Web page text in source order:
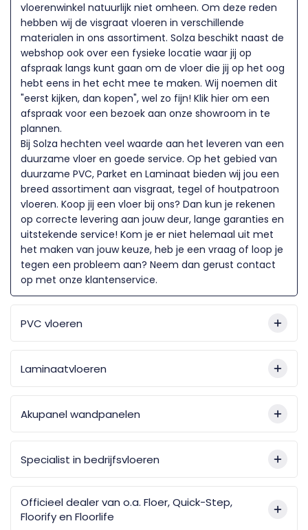
vloerenwinkel natuurlijk niet omheen. Om deze reden
hebben wij de visgraat vloeren in verschillende
materialen in ons assortiment. Solza beschikt naast de
webshop ook over een fysieke locatie waar jij op
afspraak langs kunt gaan om de vloer die jij op het oog
hebt eens in het echt mee te maken. Wij noemen dit
"eerst kijken, dan kopen", wel zo fijn! Klik hier om een
afspraak voor een bezoek aan onze showroom in te
plannen.
Bij Solza hechten veel waarde aan het leveren van een
duurzame vloer en goede service. Op het gebied van
duurzame PVC, Parket en Laminaat bieden wij jou een
breed assortiment aan visgraat, tegel of houtpatroon
vloeren. Koop jij een vloer bij ons? Dan kun je rekenen
op correcte levering aan jouw deur, lange garanties en
uitstekende service! Kom je er niet helemaal uit met
het maken van jouw keuze, heb je een vraag of loop je
tegen een probleem aan? Neem dan gerust contact
op met onze klantenservice.
PVC vloeren
Laminaatvloeren
Akupanel wandpanelen
Specialist in bedrijfsvloeren
Officieel dealer van o.a. Floer, Quick-Step,
Floorify en Floorlife